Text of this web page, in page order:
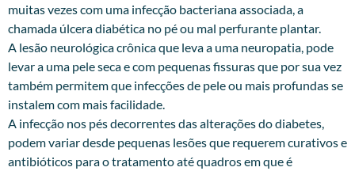
muitas vezes com uma infecção bacteriana associada, a
chamada úlcera diabética no pé ou mal perfurante plantar.
A lesão neurológica crônica que leva a uma neuropatia, pode
levar a uma pele seca e com pequenas fissuras que por sua vez
também permitem que infecções de pele ou mais profundas se
instalem com mais facilidade.
A infecção nos pés decorrentes das alterações do diabetes,
podem variar desde pequenas lesões que requerem curativos e
antibióticos para o tratamento até quadros em que é